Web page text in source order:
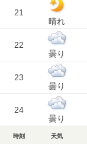
21
晴れ
22
曇り
23
曇り
24
曇り
時刻 天気